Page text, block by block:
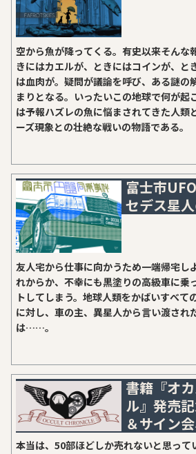
空から魚が降ってくる。有史以来そんな
きにはカエルが、ときにはコインが、と
は血肉が。疑問が議論を呼び、ある謎の
まりとなる。いったいこの地球で何が起
は予報ハズレの魚に悩まされてきた人類
ーズ現象との壮絶な戦いの物語である。
富士市UFO
セデス星
友人宅から仕事に向かうため一端帰宅し
れからか、不幸にも黒塗りの高級車に乗
トしてしまう。地球人類をかばいすべて
に対し、車の主、異星人から言い渡され
は……。
書籍『オ
ル』発売
＆サイン
本当は、50部ほどしか売れないと思って